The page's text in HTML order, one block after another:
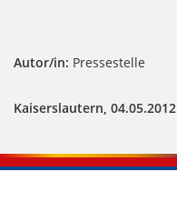
Autor/in: Pressestelle
Kaiserslautern, 04.05.2012